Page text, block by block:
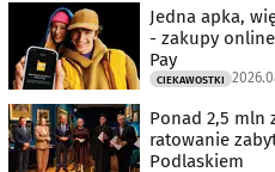
Jedna apka,
- zakupy
Pay
CIEKAWOSTKI
Ponad 2,5 mln
ratowanie
Podlaskiem